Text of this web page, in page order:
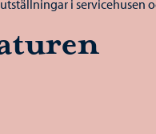
i servicehusen